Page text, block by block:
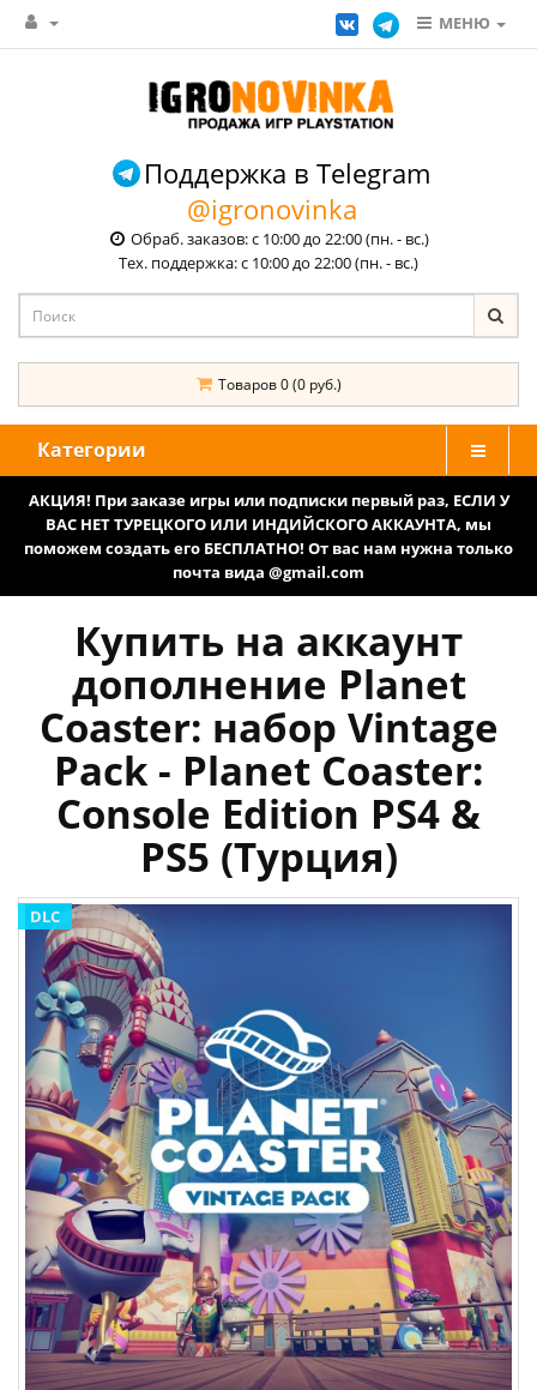
МЕНЮ
Поддержка в Telegram
@igronovinka
Обраб. заказов: с 10:00 до 22:00 (пн. - вс.)
Тех. поддержка: с 10:00 до 22:00 (пн. - вс.)
Товаров 0 (0 руб.)
Категории
АКЦИЯ! При заказе игры или подписки первый раз, ЕСЛИ У
ВАС НЕТ ТУРЕЦКОГО ИЛИ ИНДИЙСКОГО АККАУНТА, мы
поможем создать его БЕСПЛАТНО! От вас нам нужна только
почта вида @gmail.com
Купить на аккаунт
дополнение Planet
Coaster: набор Vintage
Pack - Planet Coaster:
Console Edition PS4 &
PS5 (Турция)
DLC